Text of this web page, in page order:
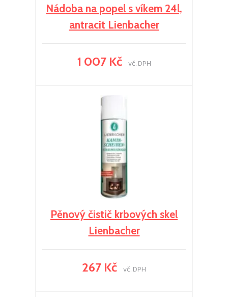
Nádoba na popel s víkem 24l,
antracit Lienbacher
1 007 Kč vč. DPH
Pěnový čistič krbových skel
Lienbacher
267 Kč vč. DPH